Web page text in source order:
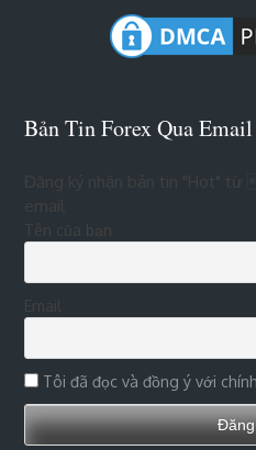
Bản Tin Forex Qua Email
Đăng ký nhận bản tin "Hot" từ
Tên của bạn
Tôi đã đọc và đồng ý với